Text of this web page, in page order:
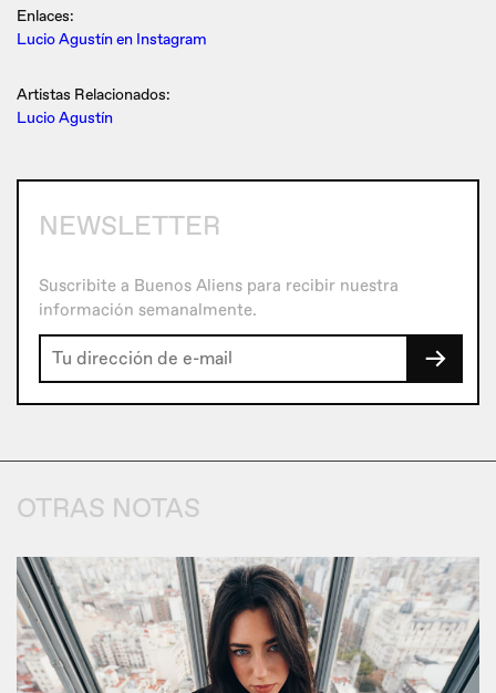
Enlaces:
Lucio Agustín en Instagram
Artistas Relacionados:
Lucio Agustín
NEWSLETTER
Suscribite a Buenos Aliens para recibir nuestra
información semanalmente.
→
OTRAS NOTAS